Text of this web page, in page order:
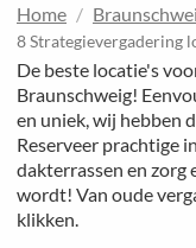
Home
8 Strategievergadering
De beste locatie's
Braunschweig!
en uniek, wij hebben
Reserveer prachtige
dakterrassen en
wordt! Van oude
klikken.